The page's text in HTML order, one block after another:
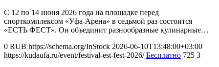
С 12 по 14 июня 2026 года на площадке перед
спорткомплексом «Уфа-Арена» в седьмой раз состоится
«ЕСТЬ ФЕСТ». Он объединит разнообразные кулинарные…
0 RUB https://schema.org/InStock 2026-06-10T13:48:00+03:00
https://kudaufa.ru/event/festival-est-fest-2026/ Бесплатно 725 3